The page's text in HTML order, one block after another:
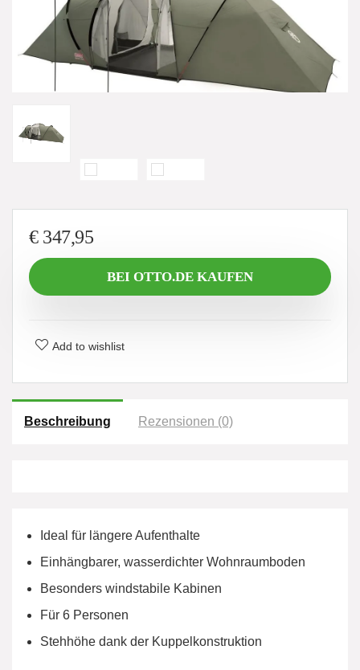
€347,95
BEI OTTO.DE KAUFEN
Add to wishlist
Beschreibung Rezensionen (0)
Ideal für längere Aufenthalte
Einhängbarer, wasserdichter Wohnraumboden
Besonders windstabile Kabinen
Für 6 Personen
Stehhöhe dank der Kuppelkonstruktion